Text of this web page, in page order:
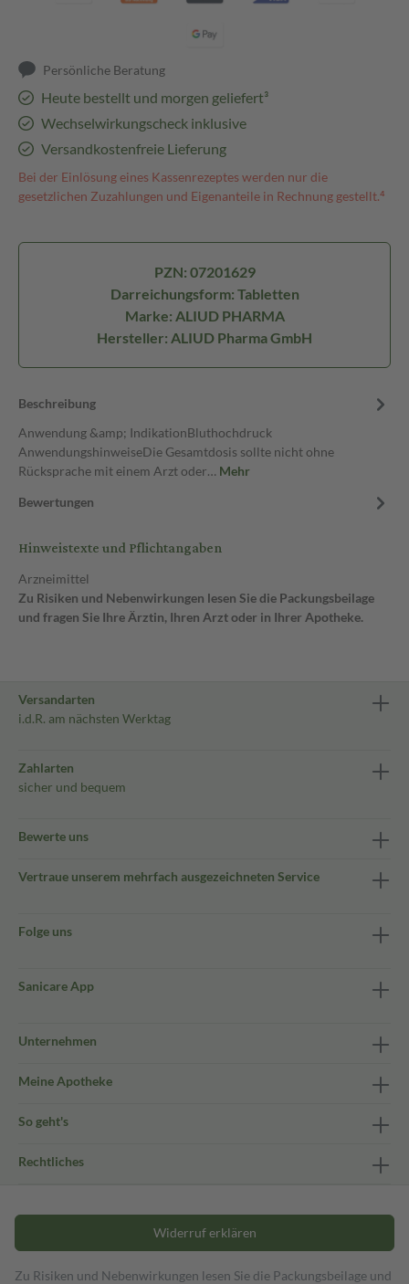
Persönliche Beratung
Heute bestellt und morgen geliefert³
Wechselwirkungscheck inklusive
Versandkostenfreie Lieferung
Bei der Einlösung eines Kassenrezeptes werden nur die
gesetzlichen Zuzahlungen und Eigenanteile in Rechnung gestellt.⁴
PZN: 07201629
Darreichungsform: Tabletten
Marke: ALIUD PHARMA
Hersteller: ALIUD Pharma GmbH
Beschreibung
Anwendung &amp; IndikationBluthochdruck
AnwendungshinweiseDie Gesamtdosis sollte nicht ohne
Rücksprache mit einem Arzt oder… Mehr
Bewertungen
Hinweistexte und Pflichtangaben
Arzneimittel
Zu Risiken und Nebenwirkungen lesen Sie die Packungsbeilage
und fragen Sie Ihre Ärztin, Ihren Arzt oder in Ihrer Apotheke.
Versandarten
i.d.R. am nächsten Werktag
Zahlarten
sicher und bequem
Bewerte uns
Vertraue unserem mehrfach ausgezeichneten Service
Folge uns
Sanicare App
Unternehmen
Meine Apotheke
So geht's
Rechtliches
Widerruf erklären
Zu Risiken und Nebenwirkungen lesen Sie die Packungsbeilage und